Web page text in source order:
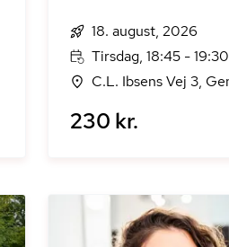
18. august, 2026
Tirsdag, 18:45 - 19:30
C.L. Ibsens Vej 3,
230 kr.